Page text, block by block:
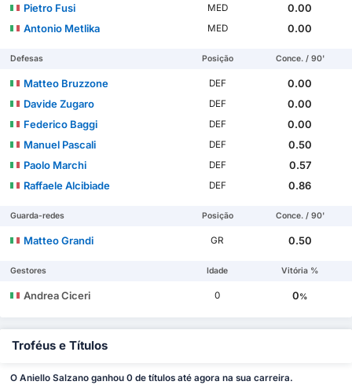
Pietro Fusi
MED
0.00
Antonio Metlika
MED 0.00
Defesas Posição Conce. / 90'
Matteo Bruzzone DEF
0.00
Davide Zugaro
DEF
0.00
Federico Baggi
DEF
0.00
Manuel Pascali
DEF
0.50
Paolo Marchi
DEF
0.57
Raffaele Alcibiade
DEF 0.86
Guarda-redes Posição Conce. / 90'
Matteo Grandi GR 0.50
Gestores Idade Vitória %
Andrea Ciceri 0 0%
Troféus e Títulos
O Aniello Salzano ganhou 0 de títulos até agora na sua carreira.